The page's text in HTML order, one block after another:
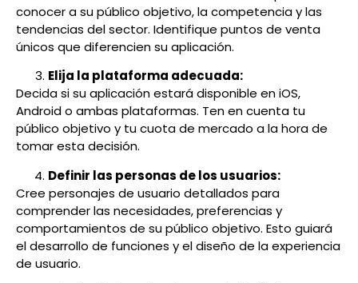
conocer a su público objetivo, la competencia y las
tendencias del sector. Identifique puntos de venta
únicos que diferencien su aplicación.
Elija la plataforma adecuada:
Decida si su aplicación estará disponible en iOS,
Android o ambas plataformas. Ten en cuenta tu
público objetivo y tu cuota de mercado a la hora de
tomar esta decisión.
Definir las personas de los usuarios:
Cree personajes de usuario detallados para
comprender las necesidades, preferencias y
comportamientos de su público objetivo. Esto guiará
el desarrollo de funciones y el diseño de la experiencia
de usuario.